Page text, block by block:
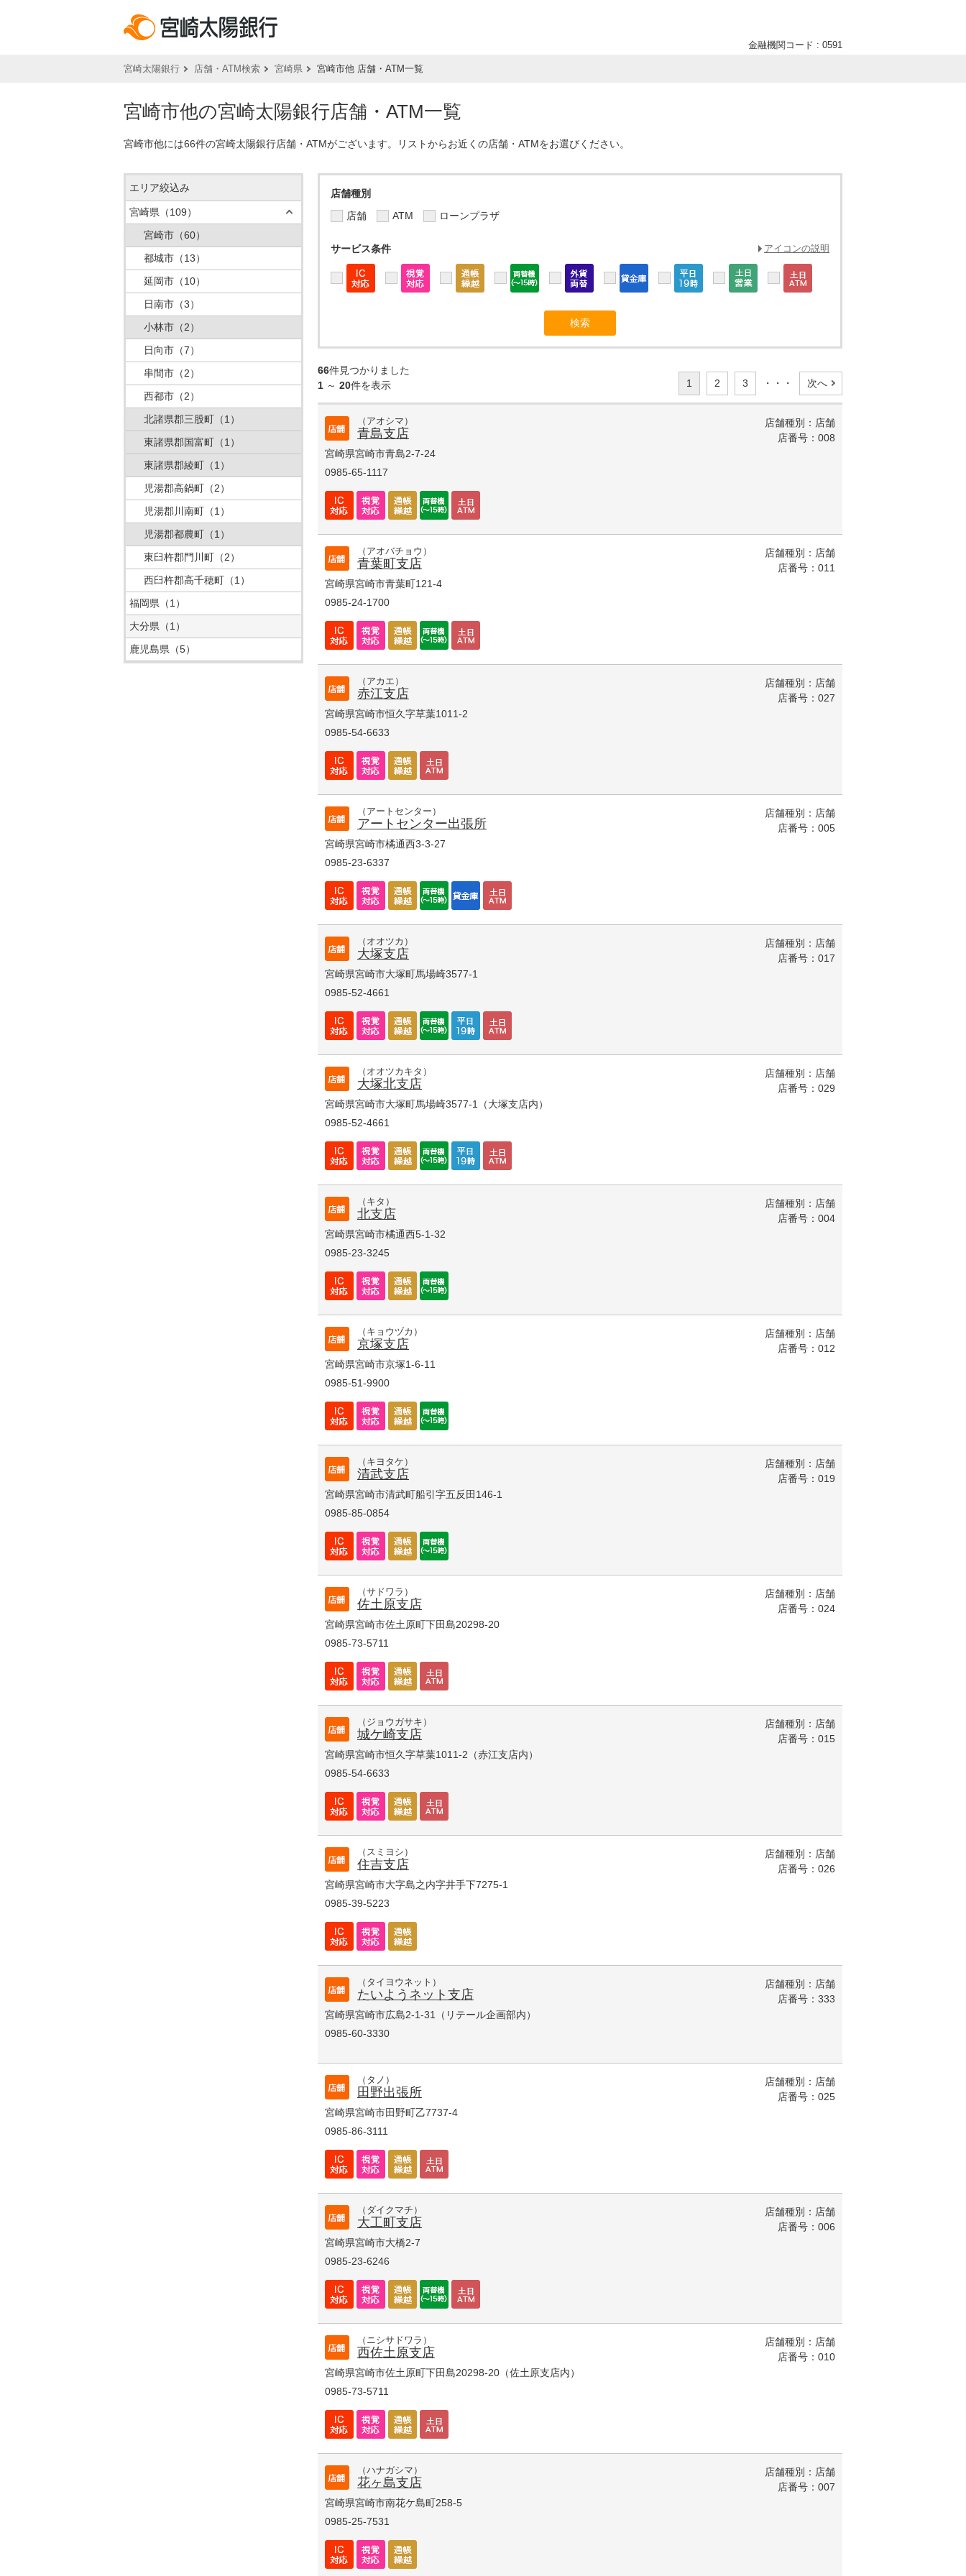
金融機関コード : 0591
宮崎太陽銀行 店舗・ATM検索 宮崎県 宮崎市他 店舗・ATM一覧
宮崎市他の宮崎太陽銀行店舗・ATM一覧
宮崎市他には66件の宮崎太陽銀行店舗・ATMがございます。リストからお近くの店舗・ATMをお選びください。
店舗種別
店舗
ATM ローンプラザ
サービス条件 アイコンの説明
66件見つかりました
1 ～ 20件を表示 1 2 3 ・・・ 次へ
（アオシマ）
青島支店
宮崎県宮崎市青島2-7-24
0985-65-1117
店舗種別：店舗
店番号：008
（アオバチョウ）
青葉町支店
宮崎県宮崎市青葉町121-4
0985-24-1700
店舗種別：店舗
店番号：011
（アカエ）
赤江支店
宮崎県宮崎市恒久字草葉1011-2
0985-54-6633
店舗種別：店舗
店番号：027
（アートセンター）
アートセンター出張所
宮崎県宮崎市橘通西3-3-27
0985-23-6337
店舗種別：店舗
店番号：005
（オオツカ）
大塚支店
宮崎県宮崎市大塚町馬場崎3577-1
0985-52-4661
店舗種別：店舗
店番号：017
（オオツカキタ）
大塚北支店
宮崎県宮崎市大塚町馬場崎3577-1（大塚支店内）
0985-52-4661
店舗種別：店舗
店番号：029
（キタ）
北支店
宮崎県宮崎市橘通西5-1-32
0985-23-3245
店舗種別：店舗
店番号：004
（キョウヅカ）
京塚支店
宮崎県宮崎市京塚1-6-11
0985-51-9900
店舗種別：店舗
店番号：012
（キヨタケ）
清武支店
宮崎県宮崎市清武町船引字五反田146-1
0985-85-0854
店舗種別：店舗
店番号：019
（サドワラ）
佐土原支店
宮崎県宮崎市佐土原町下田島20298-20
0985-73-5711
店舗種別：店舗
店番号：024
（ジョウガサキ）
城ケ崎支店
宮崎県宮崎市恒久字草葉1011-2（赤江支店内）
0985-54-6633
店舗種別：店舗
店番号：015
（スミヨシ）
住吉支店
宮崎県宮崎市大字島之内字井手下7275-1
0985-39-5223
店舗種別：店舗
店番号：026
（タイヨウネット）
たいようネット支店
宮崎県宮崎市広島2-1-31（リテール企画部内）
0985-60-3330
店舗種別：店舗
店番号：333
（タノ）
田野出張所
宮崎県宮崎市田野町乙7737-4
0985-86-3111
店舗種別：店舗
店番号：025
（ダイクマチ）
大工町支店
宮崎県宮崎市大橋2-7
0985-23-6246
店舗種別：店舗
店番号：006
（ニシサドワラ）
西佐土原支店
宮崎県宮崎市佐土原町下田島20298-20（佐土原支店内）
0985-73-5711
店舗種別：店舗
店番号：010
（ハナガシマ）
花ヶ島支店
宮崎県宮崎市南花ケ島町258-5
0985-25-7531
店舗種別：店舗
店番号：007
エリア絞込み
宮崎県 （109）
宮崎市 （60）
都城市 （13）
延岡市 （10）
日南市 （3）
小林市 （2）
日向市 （7）
串間市 （2）
西都市 （2）
北諸県郡三股町 （1）
東諸県郡国富町 （1）
東諸県郡綾町 （1）
児湯郡高鍋町 （2）
児湯郡川南町 （1）
児湯郡都農町 （1）
東臼杵郡門川町 （2）
西臼杵郡高千穂町 （1）
福岡県 （1）
大分県 （1）
鹿児島県 （5）